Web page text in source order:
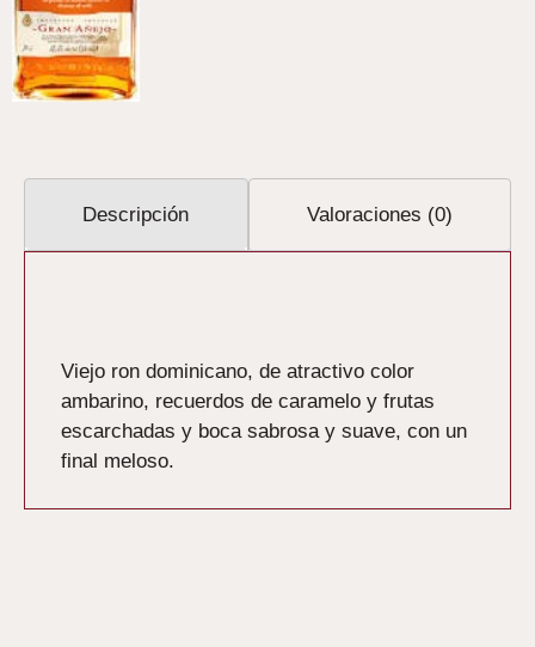
Descripción Valoraciones (0)
Viejo ron dominicano, de atractivo color
ambarino, recuerdos de caramelo y frutas
escarchadas y boca sabrosa y suave, con un
final meloso.